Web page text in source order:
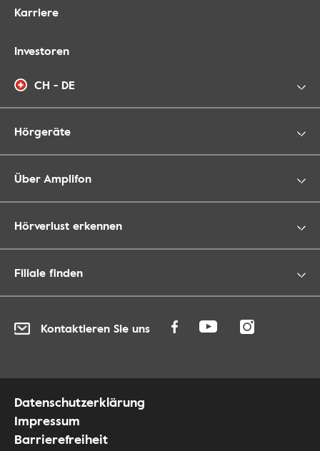
Karriere
Investoren
CH - DE
Hörgeräte
Über Amplifon
Hörverlust erkennen
Filiale finden
Kontaktieren Sie uns
Datenschutzerklärung
Impressum
Barrierefreiheit